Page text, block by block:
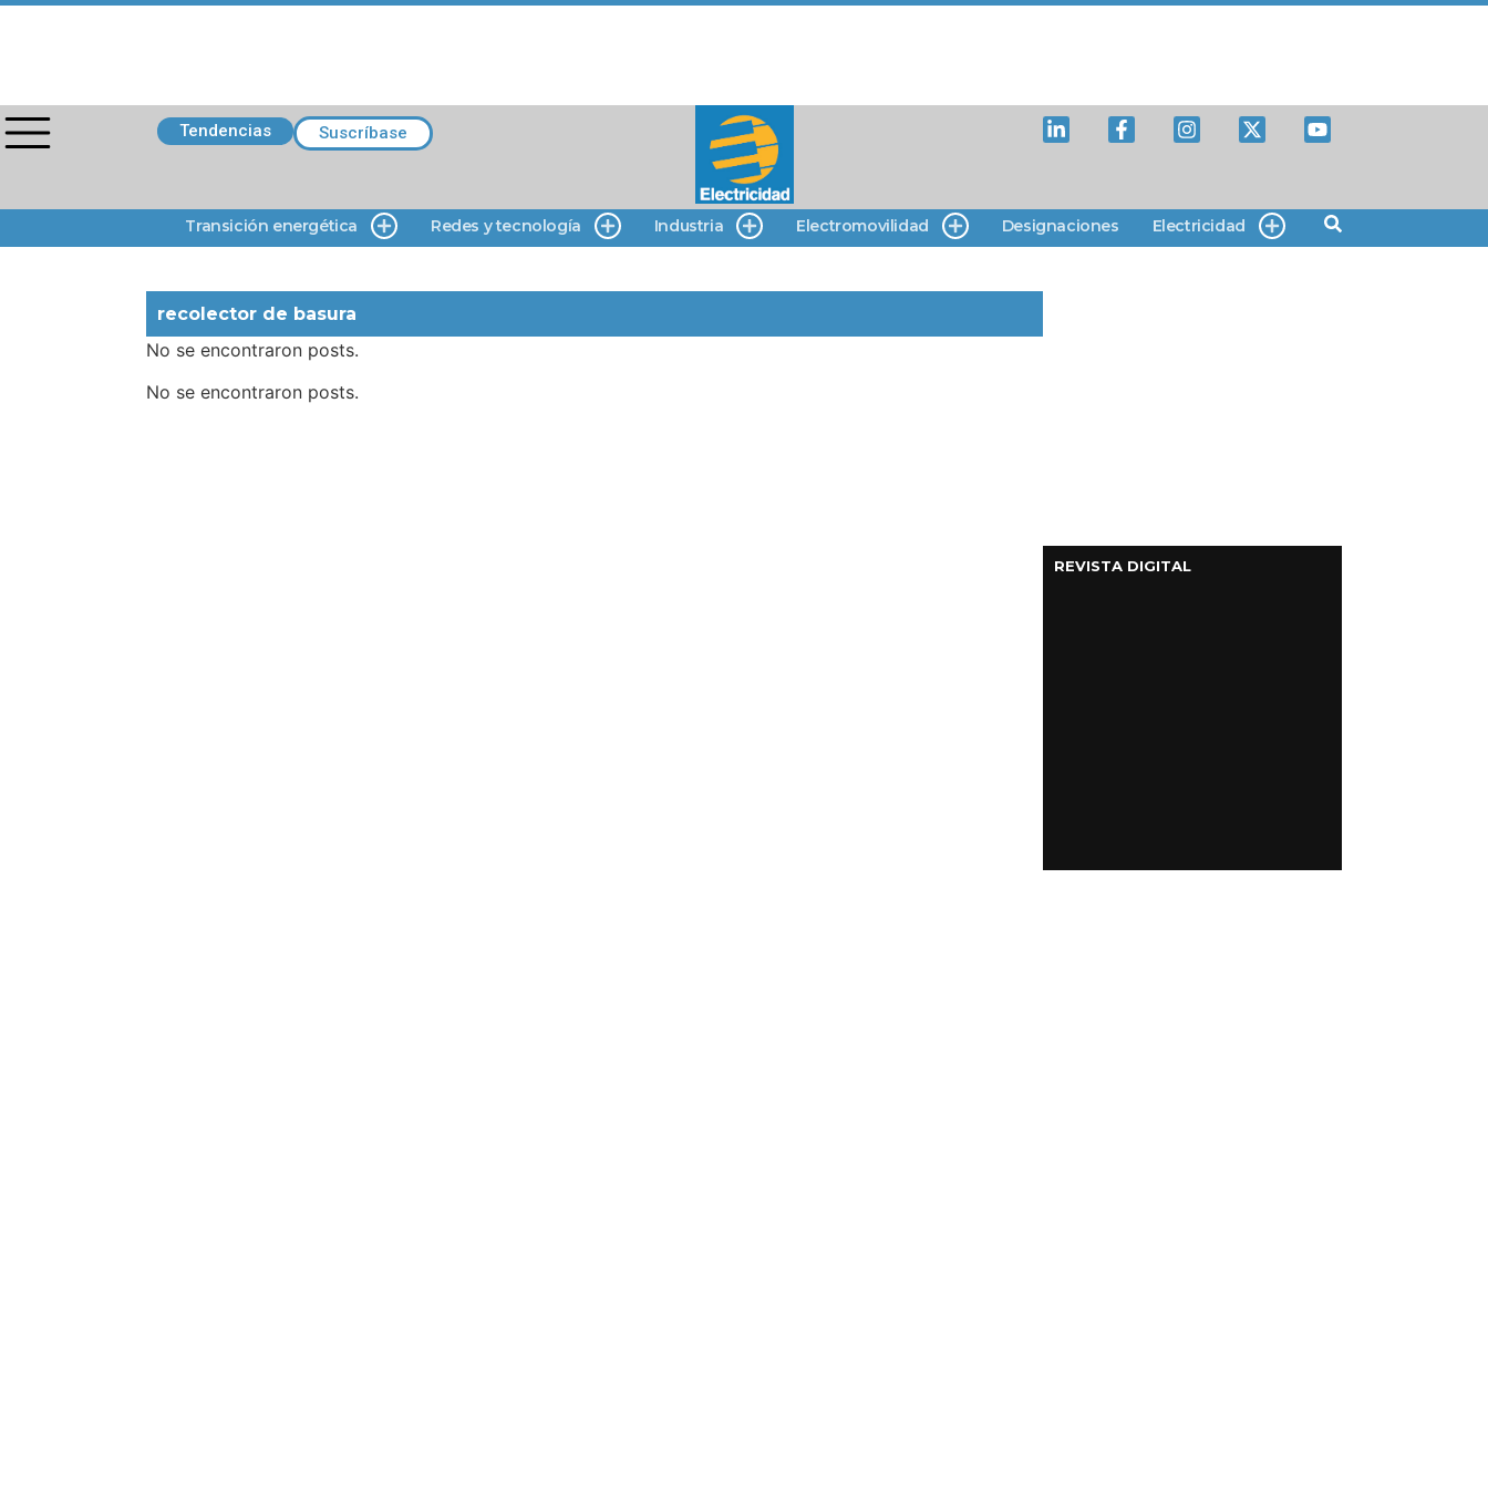
Tendencias Suscríbase
Transición energética Redes y tecnología Industria Electromovilidad Designaciones Electricidad
recolector de basura
No se encontraron posts.
No se encontraron posts.
REVISTA DIGITAL